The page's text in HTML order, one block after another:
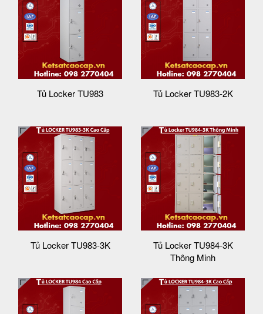
Tủ Locker TU983 Tủ Locker TU983-2K
Tủ Locker TU983-3K
Tủ Locker TU984-3K
Thông Minh